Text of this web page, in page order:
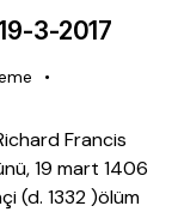
3-2017
Francis
19 mart 1406
(d. 1332 )ölüm